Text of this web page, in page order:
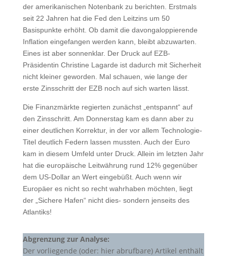
der amerikanischen Notenbank zu berichten. Erstmals
seit 22 Jahren hat die Fed den Leitzins um 50
Basispunkte erhöht. Ob damit die davongaloppierende
Inflation eingefangen werden kann, bleibt abzuwarten.
Eines ist aber sonnenklar. Der Druck auf EZB-
Präsidentin Christine Lagarde ist dadurch mit Sicherheit
nicht kleiner geworden. Mal schauen, wie lange der
erste Zinsschritt der EZB noch auf sich warten lässt.
Die Finanzmärkte regierten zunächst „entspannt“ auf
den Zinsschritt. Am Donnerstag kam es dann aber zu
einer deutlichen Korrektur, in der vor allem Technologie-
Titel deutlich Federn lassen mussten. Auch der Euro
kam in diesem Umfeld unter Druck. Allein im letzten Jahr
hat die europäische Leitwährung rund 12% gegenüber
dem US-Dollar an Wert eingebüßt. Auch wenn wir
Europäer es nicht so recht wahrhaben möchten, liegt
der „Sichere Hafen“ nicht dies- sondern jenseits des
Atlantiks!
Abgrenzung zur Analyse:
Der vorliegende (oder: hier abrufbare) Artikel enthält